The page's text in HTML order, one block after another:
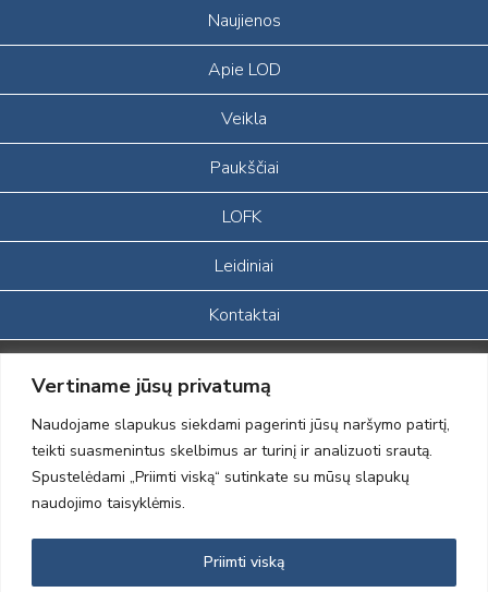
Vertiname jūsų privatumą
Naudojame slapukus siekdami pagerinti jūsų naršymo patirtį,
teikti suasmenintus skelbimus ar turinį ir analizuoti srautą.
Spustelėdami „Priimti viską“ sutinkate su mūsų slapukų
naudojimo taisyklėmis.
Priimti viską
Naujienos
Apie LOD
Veikla
Paukščiai
LOFK
Leidiniai
Kontaktai
Portalas sukurtas įgyvendinant Lietuvos Respublikos, Europos
ekonominės erdvės ir Norvegijos finansinių mechanizmų iš dalies
finansuojamą paprojektį
„LOD visuomeninės /gamtosauginės veiklos sustiprinimas ir įvaizdžio
formavimas įtraukiant visuomenę į aplinkosauginių tyrimų veiklą“
(paprojekčio
įgyvendinimo sutarties numeris 2004-LT0008-NVO-1EEE/NOR-02-
2012 © Lietuvos Ornitologų Draugija © 2014, Visos teisės saugomos